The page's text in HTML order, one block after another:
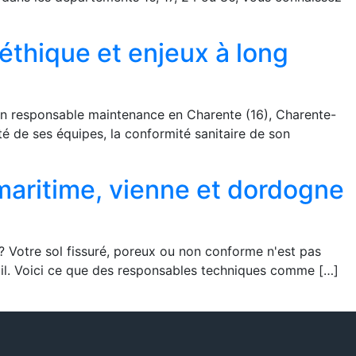
et enjeux à long
maintenance en Charente (16), Charente-
de ses équipes, la conformité sanitaire de son
vienne et dordogne
Votre sol fissuré, poreux ou non conforme n'est pas
Voici ce que des responsables techniques comme […]